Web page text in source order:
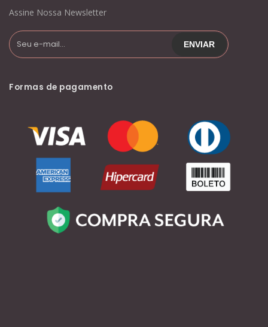
Assine Nossa Newsletter
Formas de pagamento